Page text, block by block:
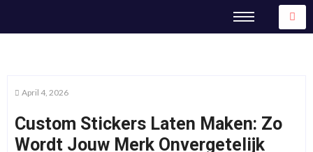
April 4, 2026
Custom Stickers Laten Maken: Zo
Wordt Jouw Merk Onvergetelijk